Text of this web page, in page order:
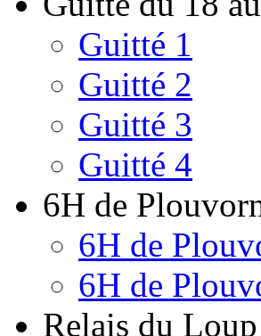
Guitté 1
Guitté 2
Guitté 3
Guitté 4
6H de
6H de
6H de
Relais du Loup